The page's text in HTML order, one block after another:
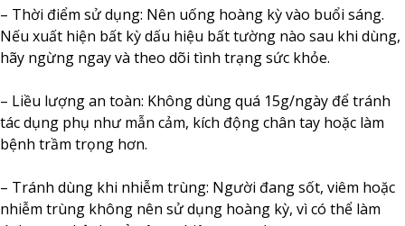
– Thời điểm sử dụng: Nên uống hoàng kỳ vào buổi sáng.
Nếu xuất hiện bất kỳ dấu hiệu bất tường nào sau khi dùng,
hãy ngừng ngay và theo dõi tình trạng sức khỏe.
– Liều lượng an toàn: Không dùng quá 15g/ngày để tránh
tác dụng phụ như mẫn cảm, kích động chân tay hoặc làm
bệnh trầm trọng hơn.
– Tránh dùng khi nhiễm trùng: Người đang sốt, viêm hoặc
nhiễm trùng không nên sử dụng hoàng kỳ, vì có thể làm